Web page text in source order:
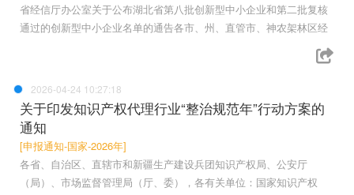
省经信厅办公室关于公布湖北省第八批创新型中小企业和第二批复核
通过的创新型中小企业名单的通告各市、州、直管市、神农架林区经
2026-04-24 10:27:18
关于印发知识产权代理行业“整治规范年”行动方案的
通知
[申报通知-国家-2026年]
各省、自治区、直辖市和新疆生产建设兵团知识产权局、公安厅
（局）、市场监督管理局（厅、委），各有关单位：国家知识产权